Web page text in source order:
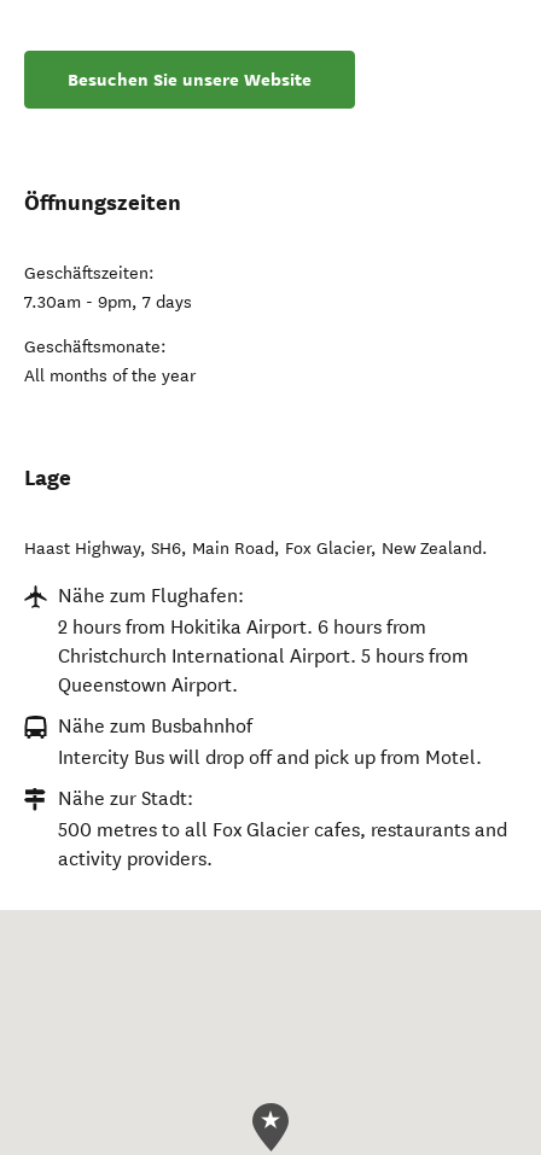
Besuchen Sie unsere Website
Öffnungszeiten
Geschäftszeiten:
7.30am - 9pm, 7 days
Geschäftsmonate:
All months of the year
Lage
Haast Highway, SH6, Main Road, Fox Glacier, New Zealand.
Nähe zum Flughafen:
2 hours from Hokitika Airport. 6 hours from
Christchurch International Airport. 5 hours from
Queenstown Airport.
Nähe zum Busbahnhof
Intercity Bus will drop off and pick up from Motel.
Nähe zur Stadt:
500 metres to all Fox Glacier cafes, restaurants and
activity providers.